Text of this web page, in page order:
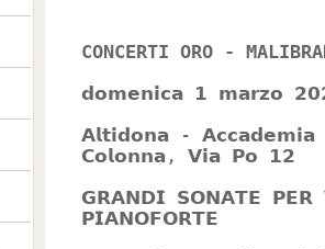
CONCERTI ORO -
𝗱𝗼𝗺𝗲𝗻𝗶𝗰𝗮 𝟭 𝗺𝗮𝗿𝘇𝗼
𝗔𝗹𝘁𝗶𝗱𝗼𝗻𝗮 - 𝗔𝗰𝗰𝗮𝗱𝗲𝗺𝗶𝗮
𝗖𝗼𝗹𝗼𝗻𝗻𝗮, 𝗩𝗶𝗮 𝗣𝗼 𝟭𝟮
𝗚𝗥𝗔𝗡𝗗𝗜 𝗦𝗢𝗡𝗔𝗧𝗘 𝗣𝗘𝗥
𝗣𝗜𝗔𝗡𝗢𝗙𝗢𝗥𝗧𝗘